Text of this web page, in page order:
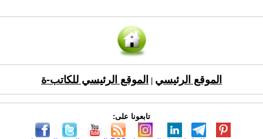
الموقع الرئيسي الموقع الرئيسي للكاتب-ة
تابعونا على: